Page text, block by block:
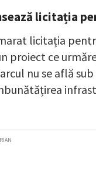
licitația
licitația
proiect ce
nu se află